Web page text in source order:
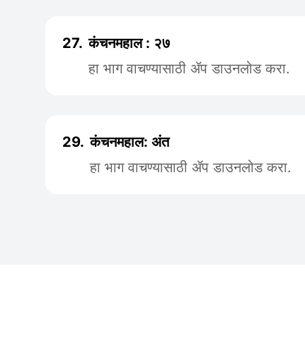
27. कंचनमहाल : २७
हा भाग वाचण्यासाठी ॲप डाउनलोड करा.
29. कंचनमहाल: अंत
हा भाग वाचण्यासाठी ॲप डाउनलोड करा.